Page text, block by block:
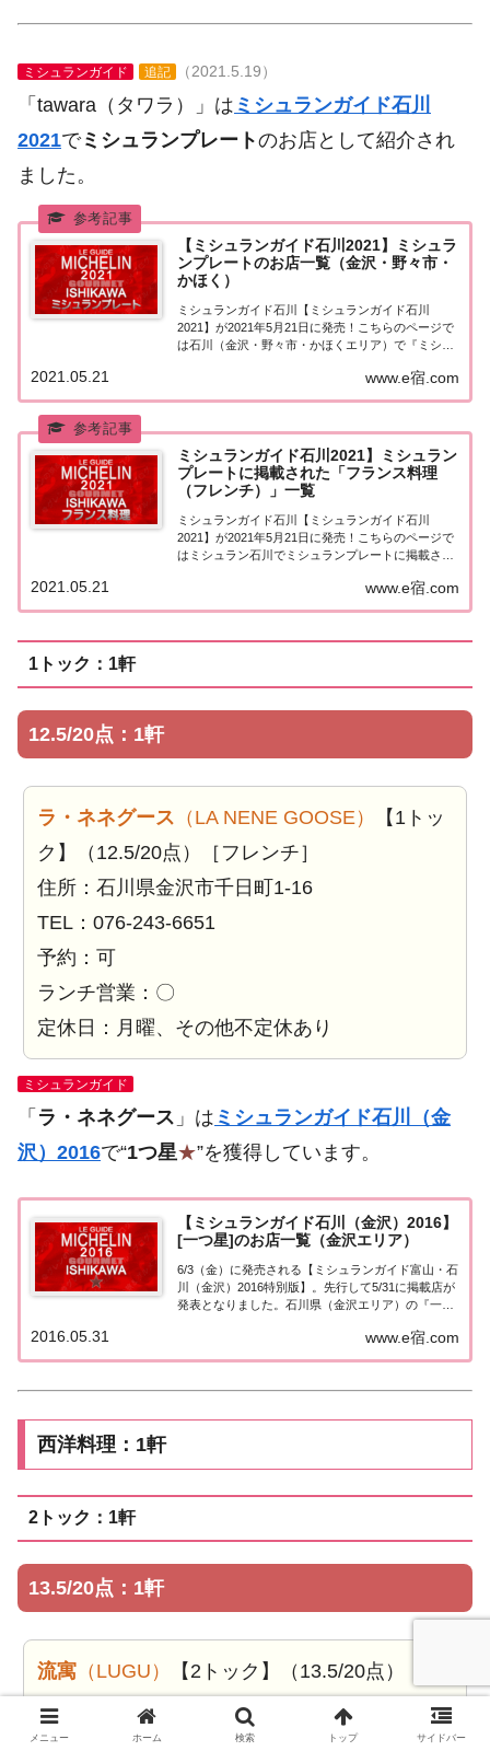
ミシュランガイド 追記 （2021.5.19）
「tawara（タワラ）」は ミシュランガイド石川
2021でミシュランプレートのお店として紹介され
ました。
【ミシュランガイド石川2021】ミシュラ
ンプレートのお店一覧（金沢・野々市・
かほく）
ミシュランガイド石川【ミシュランガイド石川
2021】が2021年5月21日に発売！こちらのページで
は石川（金沢・野々市・かほくエリア）で『ミシュ
ン）を一覧にまとめました。ミシュランガイド石川
2021『ミシュランプレート』ミシュランガイ...
www.e宿.com
2021.05.21
ミシュランガイド石川2021】ミシュラン
プレートに掲載された「フランス料理
（フレンチ）」一覧
ミシュランガイド石川【ミシュランガイド石川
2021】が2021年5月21日に発売！こちらのページで
はミシュラン石川でミシュランプレートに掲載され
した。ミシュラン石川2021「フランス料理」「ミシ
ュランガイド石川2021」でミシュランプ...
www.e宿.com
2021.05.21
1トック：1軒
12.5/20点：1軒
ラ・ネネグース （LA NENE GOOSE）
【1トッ
ク】（12.5/20点）［フレンチ］
住所：石川県金沢市千日町1-16
TEL：076-243-6651
予約：可
ランチ営業：〇
定休日：月曜、その他不定休あり
ミシュランガイド
「 ラ・ネネグース 」は ミシュランガイド石川（金
沢）2016で“1つ星★”を獲得しています。
【ミシュランガイド石川（金沢）2016】
[一つ星]のお店一覧（金沢エリア）
6/3（金）に発売される【ミシュランガイド富山・石
川（金沢）2016特別版】。先行して5/31に掲載店が
発表となりました。石川県（金沢エリア）の『一つ
川（金沢） １つ星「ミシュランガイド富山・石川
2016特別版」の石川・金沢エリアで１...
www.e宿.com
2016.05.31
西洋料理：1軒
2トック：1軒
13.5/20点：1軒
流寓 （LUGU）
【2トック】（13.5/20点）［西
洋料理］
住所：石川県金沢市主計町2-10
メニュー ホーム 検索 トップ サイドバー